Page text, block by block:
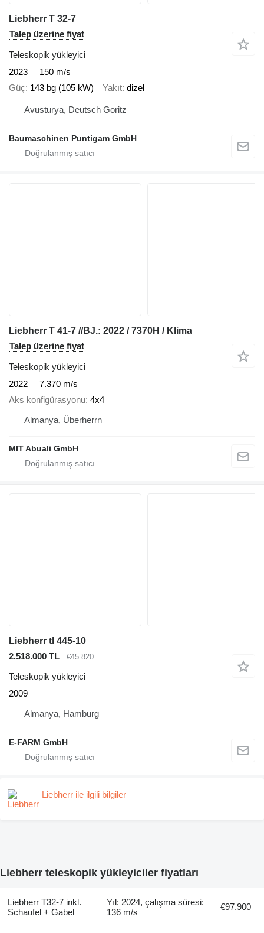
Liebherr T 32-7
Talep üzerine fiyat
Teleskopik yükleyici
2023
150 m/s
Güç 143 bg (105 kW) Yakıt dizel
Avusturya, Deutsch Goritz
Baumaschinen Puntigam GmbH
Liebherr T 41-7 //BJ.: 2022 / 7370H / Klima
Talep üzerine fiyat
Teleskopik yükleyici
2022
7.370 m/s
Aks konfigürasyonu 4x4
Almanya, Überherrn
MIT Abuali GmbH
Liebherr tl 445-10
2.518.000 TL
€45.820
Teleskopik yükleyici
2009
Almanya, Hamburg
E-FARM GmbH
Liebherr ile ilgili bilgiler
Liebherr teleskopik yükleyiciler fiyatları
Liebherr T32-7 inkl.
Schaufel + Gabel
Yıl: 2024, çalışma süresi:
136 m/s
€97.900